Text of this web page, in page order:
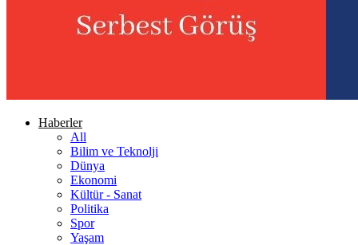
Haberler
All
Bilim ve Teknolji
Dünya
Ekonomi
Kültür - Sanat
Politika
Spor
Yaşam